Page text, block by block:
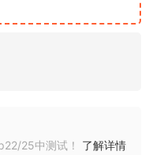
25中测试！ 了解详情